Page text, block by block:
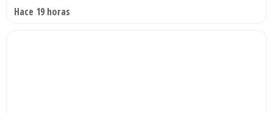
Hace 19 horas